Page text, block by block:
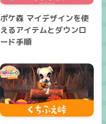
ポケ森 マイデザインを使
えるアイテムとダウンロ
ード手順